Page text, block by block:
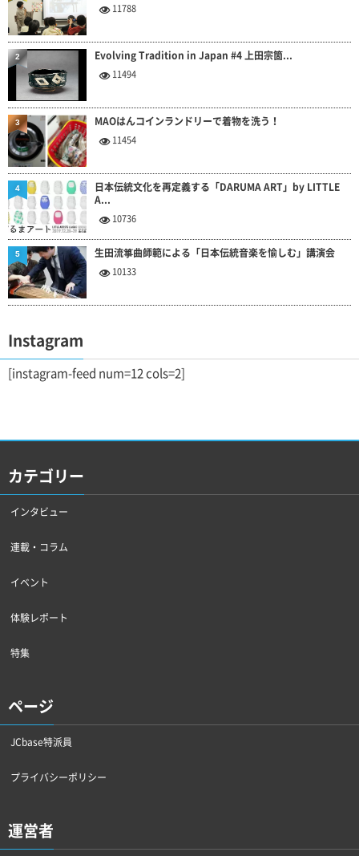
11788
Evolving Tradition in Japan #4 上田宗箇...
11494
2
MAOはんコインランドリーで着物を洗う！
11454
3
日本伝統文化を再定義する「DARUMA ART」by LITTLE
A...
10736
4
生田流箏曲師範による「日本伝統音楽を愉しむ」講演会
10133
5
Instagram
[instagram-feed num=12 cols=2]
カテゴリー
インタビュー
連載・コラム
イベント
体験レポート
特集
ページ
JCbase特派員
プライバシーポリシー
運営者